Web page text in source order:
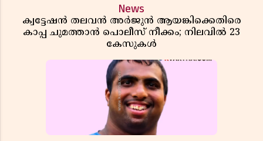
News
ക്വട്ടേഷൻ തലവൻ അർജുൻ ആയങ്കിക്കെതിരെ
കാപ്പ ചുമത്താൻ പൊലീസ് നീക്കം; നിലവിൽ 23
കേസുകൾ